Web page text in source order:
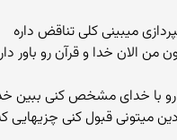
الان خدا و قرآن رو باور
با خدای مشخص كنی ببین
میتونی قبول كنی چزیهایی